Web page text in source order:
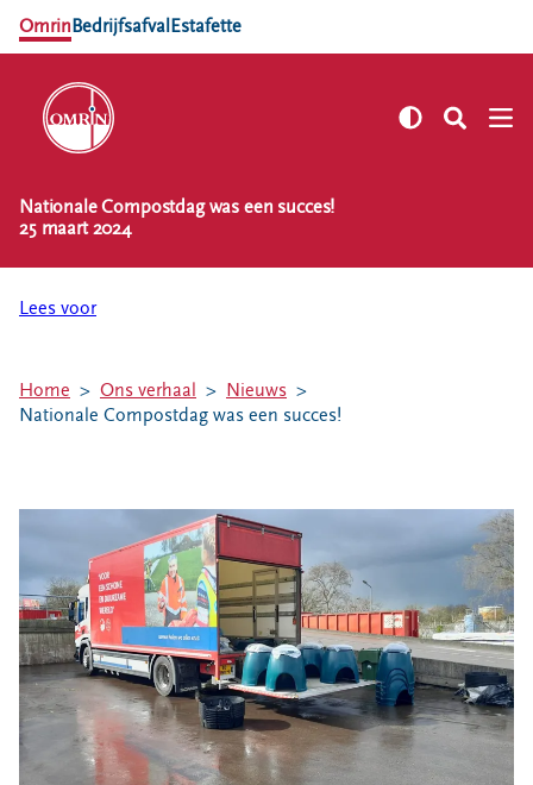
OmrinBedrijfsafval Estafette
NL EN
Zelf regelen
Afvalkalender
Milieustraten
Afval aanmelden
Bouwcontainer huren
Ons verhaal
Nieuws
Ontdek Omrin
Over Omrin
Hier werken we aan
Ecopark De Wierde
Nationale Compostdag was een succes!
25 maart 2024
Lees voor
Home Ons verhaal
Nieuws
Nationale Compostdag was een succes!